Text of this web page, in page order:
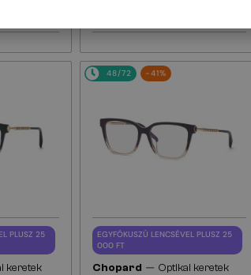
PLUSZ 25
keretek
48/72 -41%
EGYFÓKUSZÚ LENCSÉVEL PLUSZ 25
000 FT
Chopard — Optikai keretek